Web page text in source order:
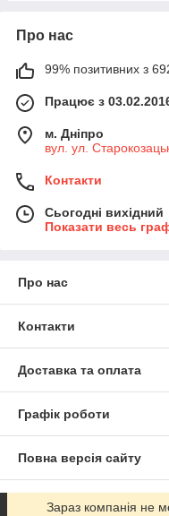
Про нас
99% позитивних з 692
Працює з
м. Дніпро
вул. ул.
Контакти
Сьогодні вихідний
Показати весь
Про нас
Контакти
Доставка та оплата
Графік роботи
Повна версія сайту
Сайт створено на
Зараз компанія не